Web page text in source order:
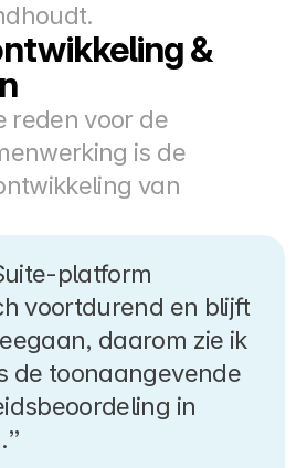
&
reden voor de
is de
van
platform
voortdurend en blijft
daarom zie ik
de toonaangevende
in